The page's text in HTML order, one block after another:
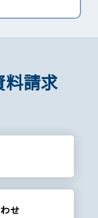
料請求
せ